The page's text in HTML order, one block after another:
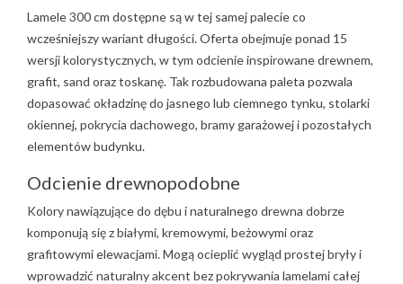
Lamele 300 cm dostępne są w tej samej palecie co
wcześniejszy wariant długości. Oferta obejmuje ponad 15
wersji kolorystycznych, w tym odcienie inspirowane drewnem,
grafit, sand oraz toskanę. Tak rozbudowana paleta pozwala
dopasować okładzinę do jasnego lub ciemnego tynku, stolarki
okiennej, pokrycia dachowego, bramy garażowej i pozostałych
elementów budynku.
Odcienie drewnopodobne
Kolory nawiązujące do dębu i naturalnego drewna dobrze
komponują się z białymi, kremowymi, beżowymi oraz
grafitowymi elewacjami. Mogą ocieplić wygląd prostej bryły i
wprowadzić naturalny akcent bez pokrywania lamelami całej